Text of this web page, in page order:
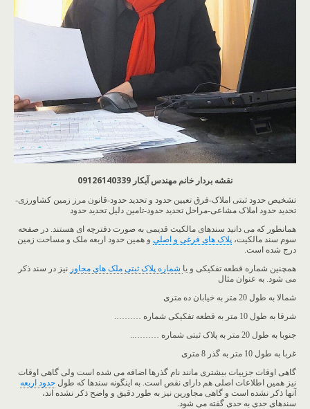
نقشه بردار خانم مهندس آبکار 09126140339
تشخیص حدود ثبتی املاک-فرق تعیین حدود و تحدید حدود-قانون مرز زمین کشاورزی-
تحدید حدود املاک مشاعی-مراحل تحدید حدود-تامین دلیل تحدید حدود
همانطور که می دانید سندهای مالکیت قدیمی به صورت دفترچه ای هستند. در صفحه
سوم سند مالکیت، پلاک های فرغی و اصلی و همین حدود اربعه ملک و مساحت زمین
درج شده است.
همچنین شماره قطعه تفکیکی و یا شماره پلاک ثبتی ملک های مجاور نیز در سند ذکر
می شود. به عنوان مثال
شمالا به طول 20 متر به خیابان ده متری
شرقا به طول 10 متر به قطعه تفکیکی شماره ……….
جنوبا به طول 20 متر به پلاک ثبتی شماره ………..
غربا به طول 10 متر به گذر 8 متری
گاهی اوقات جزییات بیشتری مانند نام گذرها اضافه می شده است ولی گاهی اوقات
نیز همین اطلاعات اصلی هم دارای نقص است. به اینگونه سندها که طول حدود اربعه
آنها ذکر نشده است و گاهی مجاورین نیز به طور دقیق و واضح ذکر نشده اند،
سندهای حدی به حدی گفته می شود.